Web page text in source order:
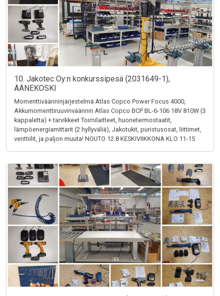
10. Jakotec Oy:n konkurssipesä (2031649-1),
ÄÄNEKOSKI
Momenttiväänninjärjestelmä Atlas Copco Power Focus 4000,
Akkumomenttiruuvinväännin Atlas Copco BCP BL-6-106 18V 810W (3
kappaletta) + tarvikkeet Toimilaitteet, huonetermostaatit,
lämpöenergiamittarit (2 hyllyväliä), Jakotukit, puristusosat, liittimet,
venttiilit, ja paljon muuta! NOUTO 12.8 KESKIVIIKKONA KLO 11-15